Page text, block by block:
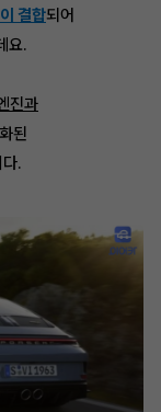
결합되어
요.
진과
된
.